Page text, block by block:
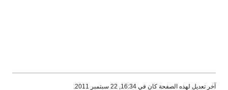
آخر تعديل لهذه الصفحة كان في 16:34, 22 سبتمبر 2011.